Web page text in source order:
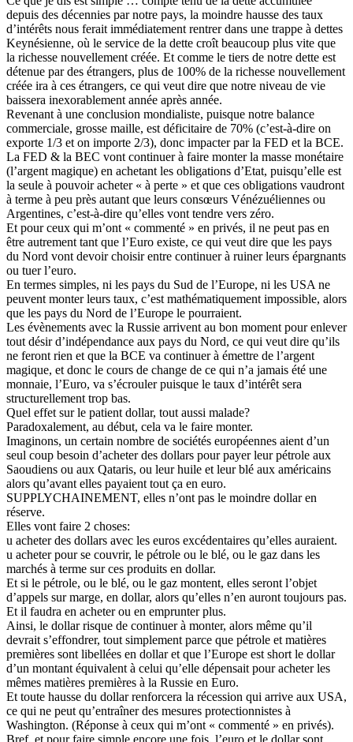
depuis des décennies par notre pays, la moindre hausse des taux
d’intérêts nous ferait immédiatement rentrer dans une trappe à dettes
Keynésienne, où le service de la dette croît beaucoup plus vite que
la richesse nouvellement créée. Et comme le tiers de notre dette est
détenue par des étrangers, plus de 100% de la richesse nouvellement
créée ira à ces étrangers, ce qui veut dire que notre niveau de vie
baissera inexorablement année après année.
Revenant à une conclusion mondialiste, puisque notre balance
commerciale, grosse maille, est déficitaire de 70% (c’est-à-dire on
exporte 1/3 et on importe 2/3), donc impacter par la FED et la BCE.
La FED & la BEC vont continuer à faire monter la masse monétaire
(l’argent magique) en achetant les obligations d’Etat, puisqu’elle est
la seule à pouvoir acheter « à perte » et que ces obligations vaudront
à terme à peu près autant que leurs consœurs Vénézuéliennes ou
Argentines, c’est-à-dire qu’elles vont tendre vers zéro.
Et pour ceux qui m’ont « commenté » en privés, il ne peut pas en
être autrement tant que l’Euro existe, ce qui veut dire que les pays
du Nord vont devoir choisir entre continuer à ruiner leurs épargnants
ou tuer l’euro.
En termes simples, ni les pays du Sud de l’Europe, ni les USA ne
peuvent monter leurs taux, c’est mathématiquement impossible, alors
que les pays du Nord de l’Europe le pourraient.
Les évènements avec la Russie arrivent au bon moment pour enlever
tout désir d’indépendance aux pays du Nord, ce qui veut dire qu’ils
ne feront rien et que la BCE va continuer à émettre de l’argent
magique, et donc le cours de change de ce qui n’a jamais été une
monnaie, l’Euro, va s’écrouler puisque le taux d’intérêt sera
structurellement trop bas.
Quel effet sur le patient dollar, tout aussi malade?
Paradoxalement, au début, cela va le faire monter.
Imaginons, un certain nombre de sociétés européennes aient d’un
seul coup besoin d’acheter des dollars pour payer leur pétrole aux
Saoudiens ou aux Qataris, ou leur huile et leur blé aux américains
alors qu’avant elles payaient tout ça en euro.
SUPPLYCHAINEMENT, elles n’ont pas le moindre dollar en
réserve.
Elles vont faire 2 choses:
u acheter des dollars avec les euros excédentaires qu’elles auraient.
u acheter pour se couvrir, le pétrole ou le blé, ou le gaz dans les
marchés à terme sur ces produits en dollar.
Et si le pétrole, ou le blé, ou le gaz montent, elles seront l’objet
d’appels sur marge, en dollar, alors qu’elles n’en auront toujours pas.
Et il faudra en acheter ou en emprunter plus.
Ainsi, le dollar risque de continuer à monter, alors même qu’il
devrait s’effondrer, tout simplement parce que pétrole et matières
premières sont libellées en dollar et que l’Europe est short le dollar
d’un montant équivalent à celui qu’elle dépensait pour acheter les
mêmes matières premières à la Russie en Euro.
Et toute hausse du dollar renforcera la récession qui arrive aux USA,
ce qui ne peut qu’entraîner des mesures protectionnistes à
Washington. (Réponse à ceux qui m’ont « commenté » en privés).
Bref, et pour faire simple encore une fois, l’euro et le dollar sont